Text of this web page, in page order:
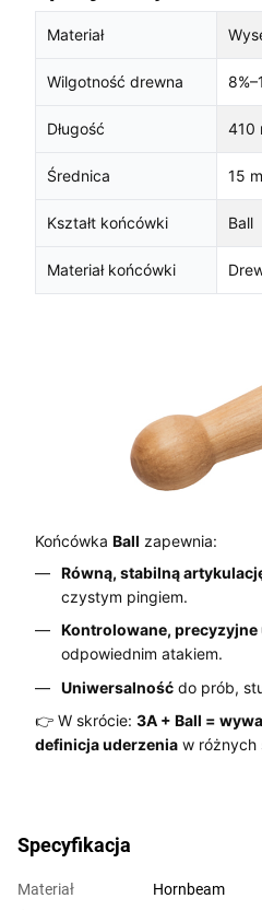
Materiał
Wilgotność drewna
Długość 410
Średnica 15
Kształt końcówki Ball
Materiał końcówki
Końcówka Ball zapewnia:
Równą, stabilną
czystym pingiem.
Kontrolowane, precyzyjne
odpowiednim atakiem.
Uniwersalność do prób,
👉 W skrócie: 3A + Ball =
definicja uderzenia w różnych
Specyfikacja
Materiał
Hornbeam